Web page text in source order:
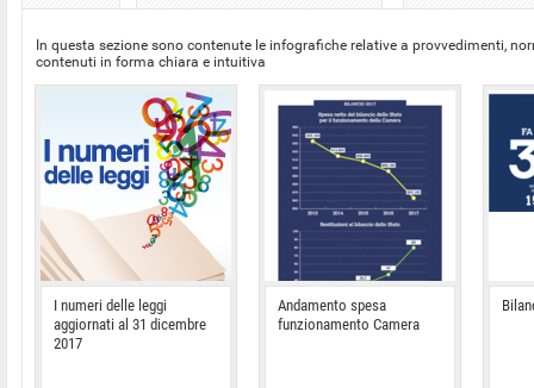
In questa sezione sono contenute le infografiche relative a provvedimenti,
contenuti in forma chiara e intuitiva
I numeri delle leggi
aggiornati al 31 dicembre
2017
Andamento spesa
funzionamento Camera